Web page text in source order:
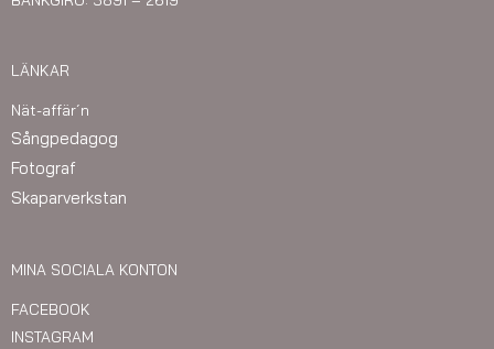
LÄNKAR
Nät-affär´n
Sångpedagog
Fotograf
Skaparverkstan
MINA SOCIALA KONTON
FACEBOOK
INSTAGRAM